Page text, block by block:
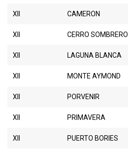
XII CAMERON
XII CERRO SOMBRERO
XII LAGUNA BLANCA
XII MONTE AYMOND
XII PORVENIR
XII PRIMAVERA
XII PUERTO BORIES